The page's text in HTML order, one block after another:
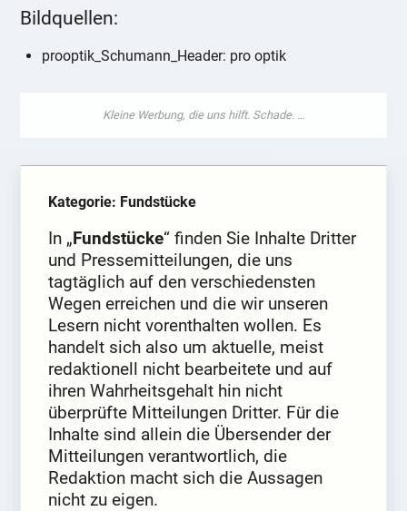
Bildquellen:
prooptik_Schumann_Header: pro optik
Kategorie: Fundstücke
In „Fundstücke“ finden Sie Inhalte Dritter
und Pressemitteilungen, die uns
tagtäglich auf den verschiedensten
Wegen erreichen und die wir unseren
Lesern nicht vorenthalten wollen. Es
handelt sich also um aktuelle, meist
redaktionell nicht bearbeitete und auf
ihren Wahrheitsgehalt hin nicht
überprüfte Mitteilungen Dritter. Für die
Inhalte sind allein die Übersender der
Mitteilungen verantwortlich, die
Redaktion macht sich die Aussagen
nicht zu eigen.